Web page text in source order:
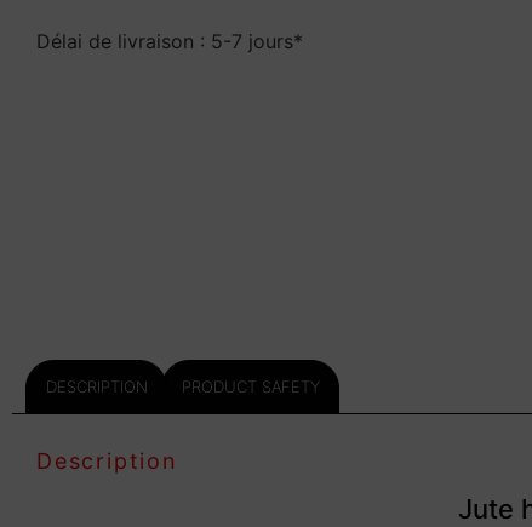
Délai de livraison : 5-7 jours*
DESCRIPTION PRODUCT SAFETY
Description
Jute